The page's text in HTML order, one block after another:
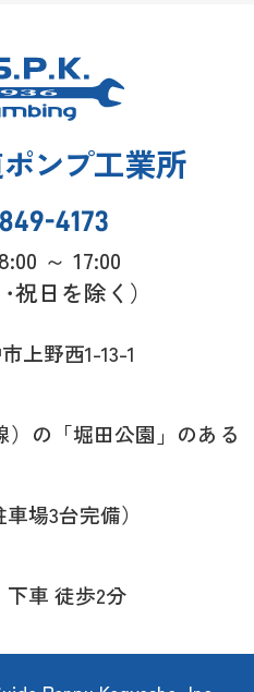
ポンプ工業所
～ 17:00
祝日を除く）
上野西1-13-1
の「堀田公園」のある
場3台完備）
車 徒歩2分